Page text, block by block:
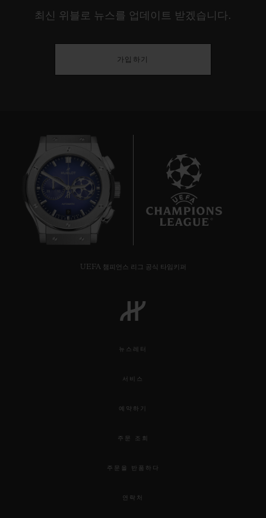
최신 위블로 뉴스를 업데이트 받겠습니다.
가입하기
UEFA 챔피언스 리그 공식 타임키퍼
뉴스레터
서비스
예약하기
주문 조회
주문을 반품하다
연락처